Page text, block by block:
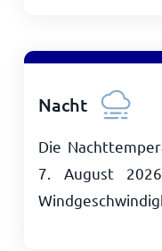
Nacht
Die
7. August